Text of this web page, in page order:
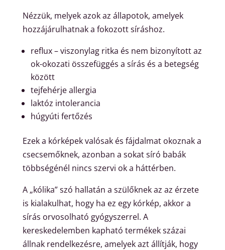
Nézzük, melyek azok az állapotok, amelyek
hozzájárulhatnak a fokozott síráshoz.
reflux – viszonylag ritka és nem bizonyított az
ok-okozati összefüggés a sírás és a betegség
között
tejfehérje allergia
laktóz intolerancia
húgyúti fertőzés
Ezek a kórképek valósak és fájdalmat okoznak a
csecsemőknek, azonban a sokat síró babák
többségénél nincs szervi ok a háttérben.
A „kólika” szó hallatán a szülőknek az az érzete
is kialakulhat, hogy ha ez egy kórkép, akkor a
sírás orvosolható gyógyszerrel. A
kereskedelemben kapható termékek százai
állnak rendelkezésre, amelyek azt állítják, hogy